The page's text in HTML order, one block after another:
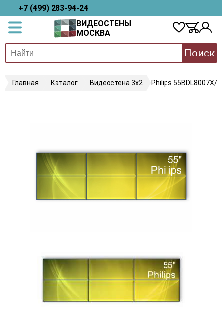
+7 (499) 283-94-24
ВИДЕОСТЕНЫ
МОСКВА
Поиск
Главная Каталог Видеостена 3х2 Philips 55BDL8007X/